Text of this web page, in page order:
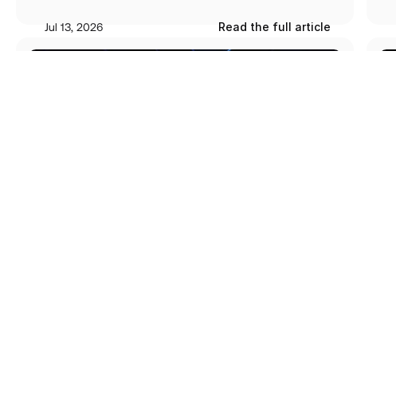
Jul 13, 2026 Read the full article